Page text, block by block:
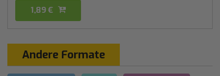
1,89 €
Andere Formate